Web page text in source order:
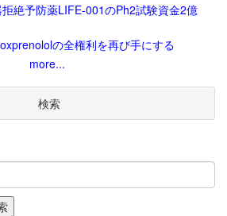
絶予防薬LIFE-001のPh2試験資金2億
の全権利を再び手にする
more...
検索